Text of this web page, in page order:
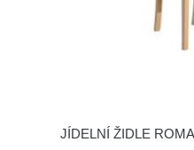
JÍDELNÍ ŽIDLE